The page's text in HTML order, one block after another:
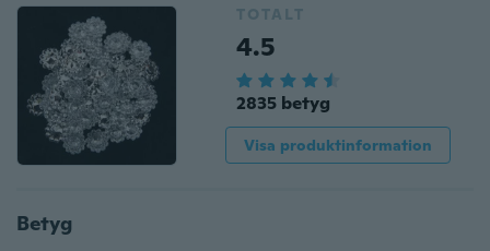
TOTALT
4.5
2835 betyg
Visa produktinformation
Betyg